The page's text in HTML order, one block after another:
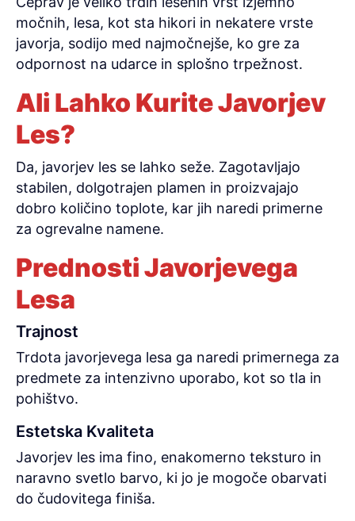
močnih, lesa, kot sta hikori in nekatere vrste
javorja, sodijo med najmočnejše, ko gre za
odpornost na udarce in splošno trpežnost.
Ali Lahko Kurite Javorjev
Les?
Da, javorjev les se lahko seže. Zagotavljajo
stabilen, dolgotrajen plamen in proizvajajo
dobro količino toplote, kar jih naredi primerne
za ogrevalne namene.
Prednosti Javorjevega
Lesa
Trajnost
Trdota javorjevega lesa ga naredi primernega za
predmete za intenzivno uporabo, kot so tla in
pohištvo.
Estetska Kvaliteta
Javorjev les ima fino, enakomerno teksturo in
naravno svetlo barvo, ki jo je mogoče obarvati
do čudovitega finiša.